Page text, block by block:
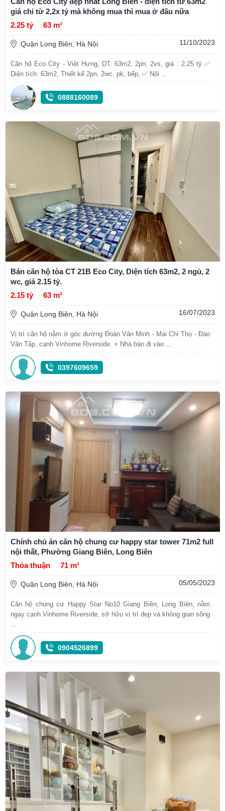
giá chỉ từ 2,2x tỷ mà không mua thì mua ở đâu nữa
2.25 tỷ
63 m²
Quận Long Biên, Hà Nội 11/10/2023
Căn hộ Eco City - Việt Hưng, DT: 63m2, 2pn, 2vs, giá : 2,25 tỷ ✅
Diện tích: 63m2, Thiết kế 2pn, 2wc, pk, bếp, ✅ Nội ...
0888160089
Bán căn hộ tòa CT 21B Eco City, Diện tích 63m2, 2 ngủ, 2
wc, giá 2.15 tỷ.
2.15 tỷ
63 m²
Quận Long Biên, Hà Nội 16/07/2023
Vị trí căn hộ nằm ở góc đường Đoàn Văn Minh - Mai Chí Thọ - Đào
Văn Tập, cạnh Vinhome Riverside. + Nhà bán đi vào ...
0397609659
Chính chủ án căn hộ chung cư happy star tower 71m2 full
nội thất, Phường Giang Biên, Long Biên
Thỏa thuận
71 m²
Quận Long Biên, Hà Nội 05/05/2023
Căn hộ chung cư Happy Star No10 Giang Biên, Long Biên, nằm
ngay cạnh Vinhome Riverside, sở hữu vị trí đẹp và không gian sống
...
0904526899